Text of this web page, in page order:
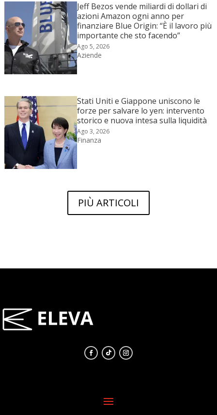
Jeff Bezos vende miliardi di dollari di
azioni Amazon ogni anno per
finanziare Blue Origin: “È il lavoro più
importante che sto facendo”
Ago 5, 2026
Aziende
Stati Uniti e Giappone uniscono le
forze per salvare lo yen: intervento
storico e nuova intesa sulla liquidità
Ago 3, 2026
Finanza
PIÙ ARTICOLI